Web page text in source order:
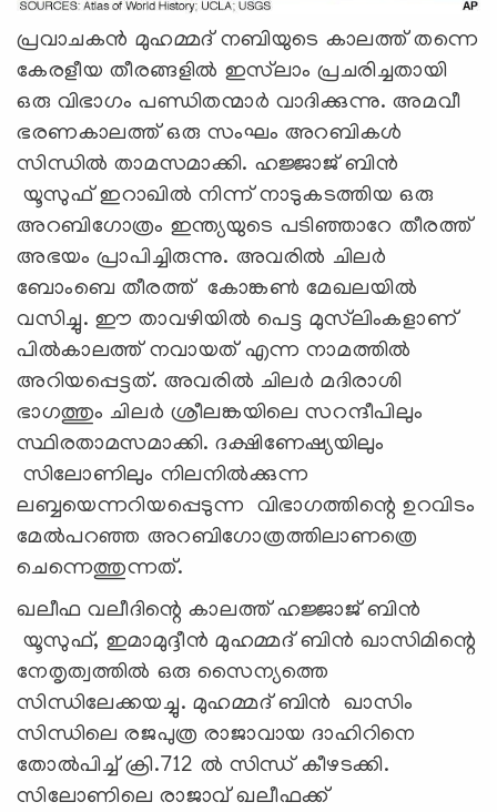
പ്രവാചകൻ മുഹമ്മദ് നബിയുടെ കാലത്ത് തന്നെ
കേരളീയ തീരങ്ങളിൽ ഇസ്‍ലാം പ്രചരിച്ചതായി
ഒരു വിഭാഗം പണ്ഡിതന്മാർ വാദിക്കുന്നു. അമവീ
ഭരണകാലത്ത് ഒരു സംഘം അറബികൾ
സിന്ധിൽ താമസമാക്കി. ഹജ്ജാജ് ബിൻ
യൂസുഫ് ഇറാഖിൽ നിന്ന് നാടുകടത്തിയ ഒരു
അറബിഗോത്രം ഇന്ത്യയുടെ പടിഞ്ഞാറേ തീരത്ത്
അഭയം പ്രാപിച്ചിരുന്നു. അവരിൽ ചിലർ
ബോംബെ തീരത്ത് കോങ്കൺ മേഖലയിൽ
വസിച്ചു. ഈ താവഴിയിൽ പെട്ട മുസ്‍ലിംകളാണ്
പിൽകാലത്ത് നവായത് എന്ന നാമത്തിൽ
അറിയപ്പെട്ടത്. അവരിൽ ചിലർ മദിരാശി
ഭാഗത്തും ചിലർ ശ്രീലങ്കയിലെ സറന്ദീപിലും
സ്ഥിരതാമസമാക്കി. ദക്ഷിണേഷ്യയിലും
സിലോണിലും നിലനിൽക്കുന്ന
ലബ്ബയെന്നറിയപ്പെടുന്ന വിഭാഗത്തിന്റെ ഉറവിടം
മേൽപറഞ്ഞ അറബിഗോത്രത്തിലാണത്രെ
ചെന്നെത്തുന്നത്.
ഖലീഫ വലീദിന്റെ കാലത്ത് ഹജ്ജാജ് ബിൻ
യൂസുഫ്, ഇമാമുദ്ദീൻ മുഹമ്മദ് ബിൻ ഖാസിമിന്റെ
നേതൃത്വത്തിൽ ഒരു സൈന്യത്തെ
സിന്ധിലേക്കയച്ചു. മുഹമ്മദ് ബിന്‍ ഖാസിം
സിന്ധിലെ രജപുത്ര രാജാവായ ദാഹിറിനെ
തോൽപിച്ച് ക്രി.712 ൽ സിന്ധ് കീഴടക്കി.
സിലോണിലെ രാജാവ് ഖലീഫക്ക്